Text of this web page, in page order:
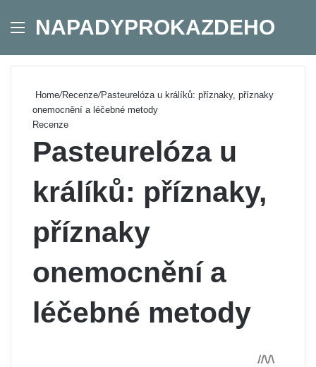
Menu
NAPADYPROKAZDEHO
Home/Recenze/Pasteurelóza u králíků: příznaky, příznaky
onemocnění a léčebné metody
Recenze
Pasteurelóza u
králíků: příznaky,
příznaky
onemocnění a
léčebné metody